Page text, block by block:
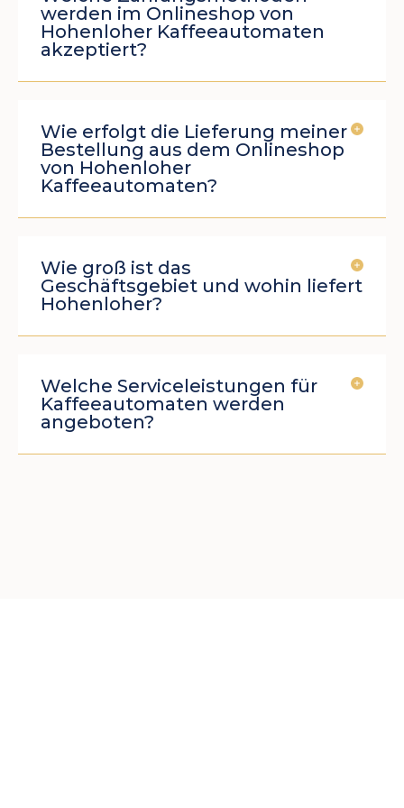
werden im Onlineshop von
Hohenloher Kaffeeautomaten
akzeptiert?
Wie erfolgt die Lieferung meiner
Bestellung aus dem Onlineshop
von Hohenloher
Kaffeeautomaten?
Wie groß ist das
Geschäftsgebiet und wohin liefert
Hohenloher?
Welche Serviceleistungen für
Kaffeeautomaten werden
angeboten?